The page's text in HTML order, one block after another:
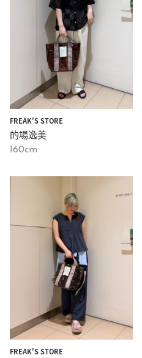
FREAK'S STORE
的場逸美
160cm
FREAK'S STORE